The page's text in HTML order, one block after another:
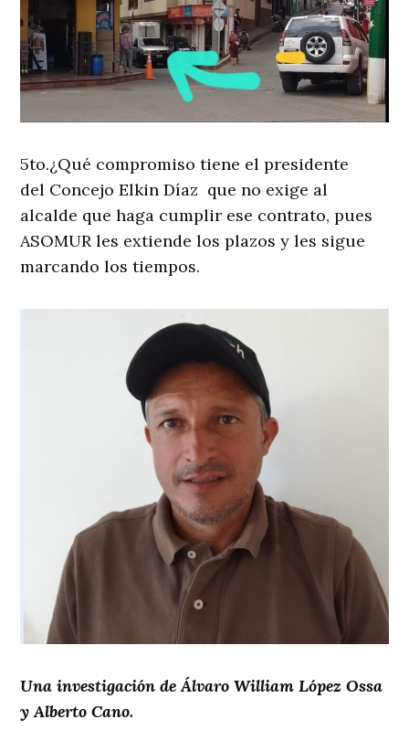
5to.¿Qué compromiso tiene el presidente
del Concejo Elkin Díaz que no exige al
alcalde que haga cumplir ese contrato, pues
ASOMUR les extiende los plazos y les sigue
marcando los tiempos.
Una investigación de Álvaro William López Ossa
y Alberto Cano.